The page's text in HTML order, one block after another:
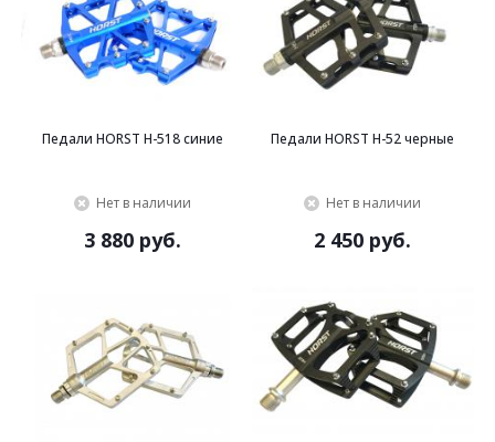
Педали HORST H-518 синие
Нет в наличии
3 880 руб.
Педали HORST H-52 черные
Нет в наличии
2 450 руб.